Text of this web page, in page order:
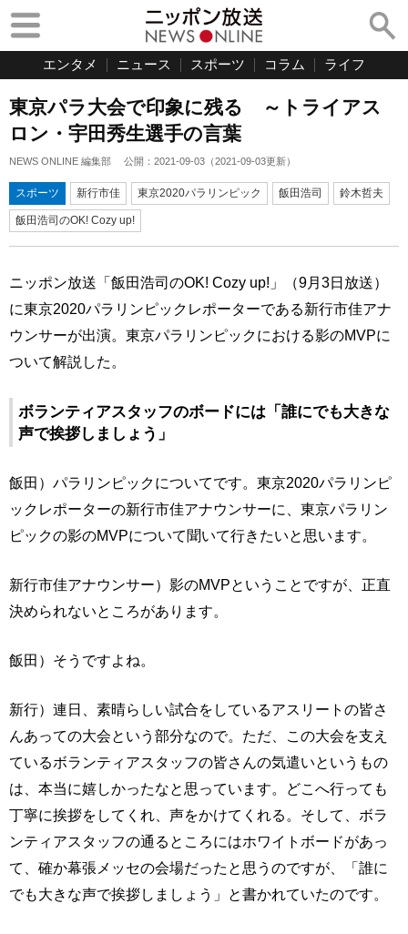
エンタメ ニュース スポーツ コラム ライフ
東京パラ大会で印象に残る ～トライアス
ロン・宇田秀生選手の言葉
NEWS ONLINE 編集部 公開： 2021-09-03 （2021-09-03更新）
スポーツ 新行市佳 東京2020パラリンピック 飯田浩司 鈴木哲夫
飯田浩司のOK! Cozy up!
ニッポン放送「飯田浩司のOK! Cozy up!」（9月3日放送）
に東京2020パラリンピックレポーターである新行市佳アナ
ウンサーが出演。東京パラリンピックにおける影のMVPに
ついて解説した。
ボランティアスタッフのボードには「誰にでも大きな
声で挨拶しましょう」
飯田）パラリンピックについてです。東京2020パラリンピ
ックレポーターの新行市佳アナウンサーに、東京パラリン
ピックの影のMVPについて聞いて行きたいと思います。
新行市佳アナウンサー）影のMVPということですが、正直
決められないところがあります。
飯田）そうですよね。
新行）連日、素晴らしい試合をしているアスリートの皆さ
んあっての大会という部分なので。ただ、この大会を支え
ているボランティアスタッフの皆さんの気遣いというもの
は、本当に嬉しかったなと思っています。どこへ行っても
丁寧に挨拶をしてくれ、声をかけてくれる。そして、ボラ
ンティアスタッフの通るところにはホワイトボードがあっ
て、確か幕張メッセの会場だったと思うのですが、「誰に
でも大きな声で挨拶しましょう」と書かれていたのです。